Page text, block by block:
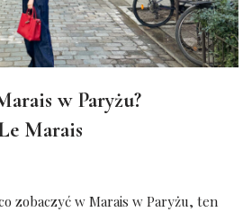
w Paryżu?
Marais
zobaczyć w Marais w Paryżu, ten